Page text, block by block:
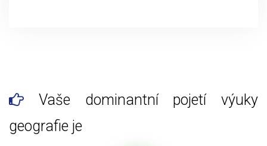
Vaše dominantní pojetí výuky
geografie je